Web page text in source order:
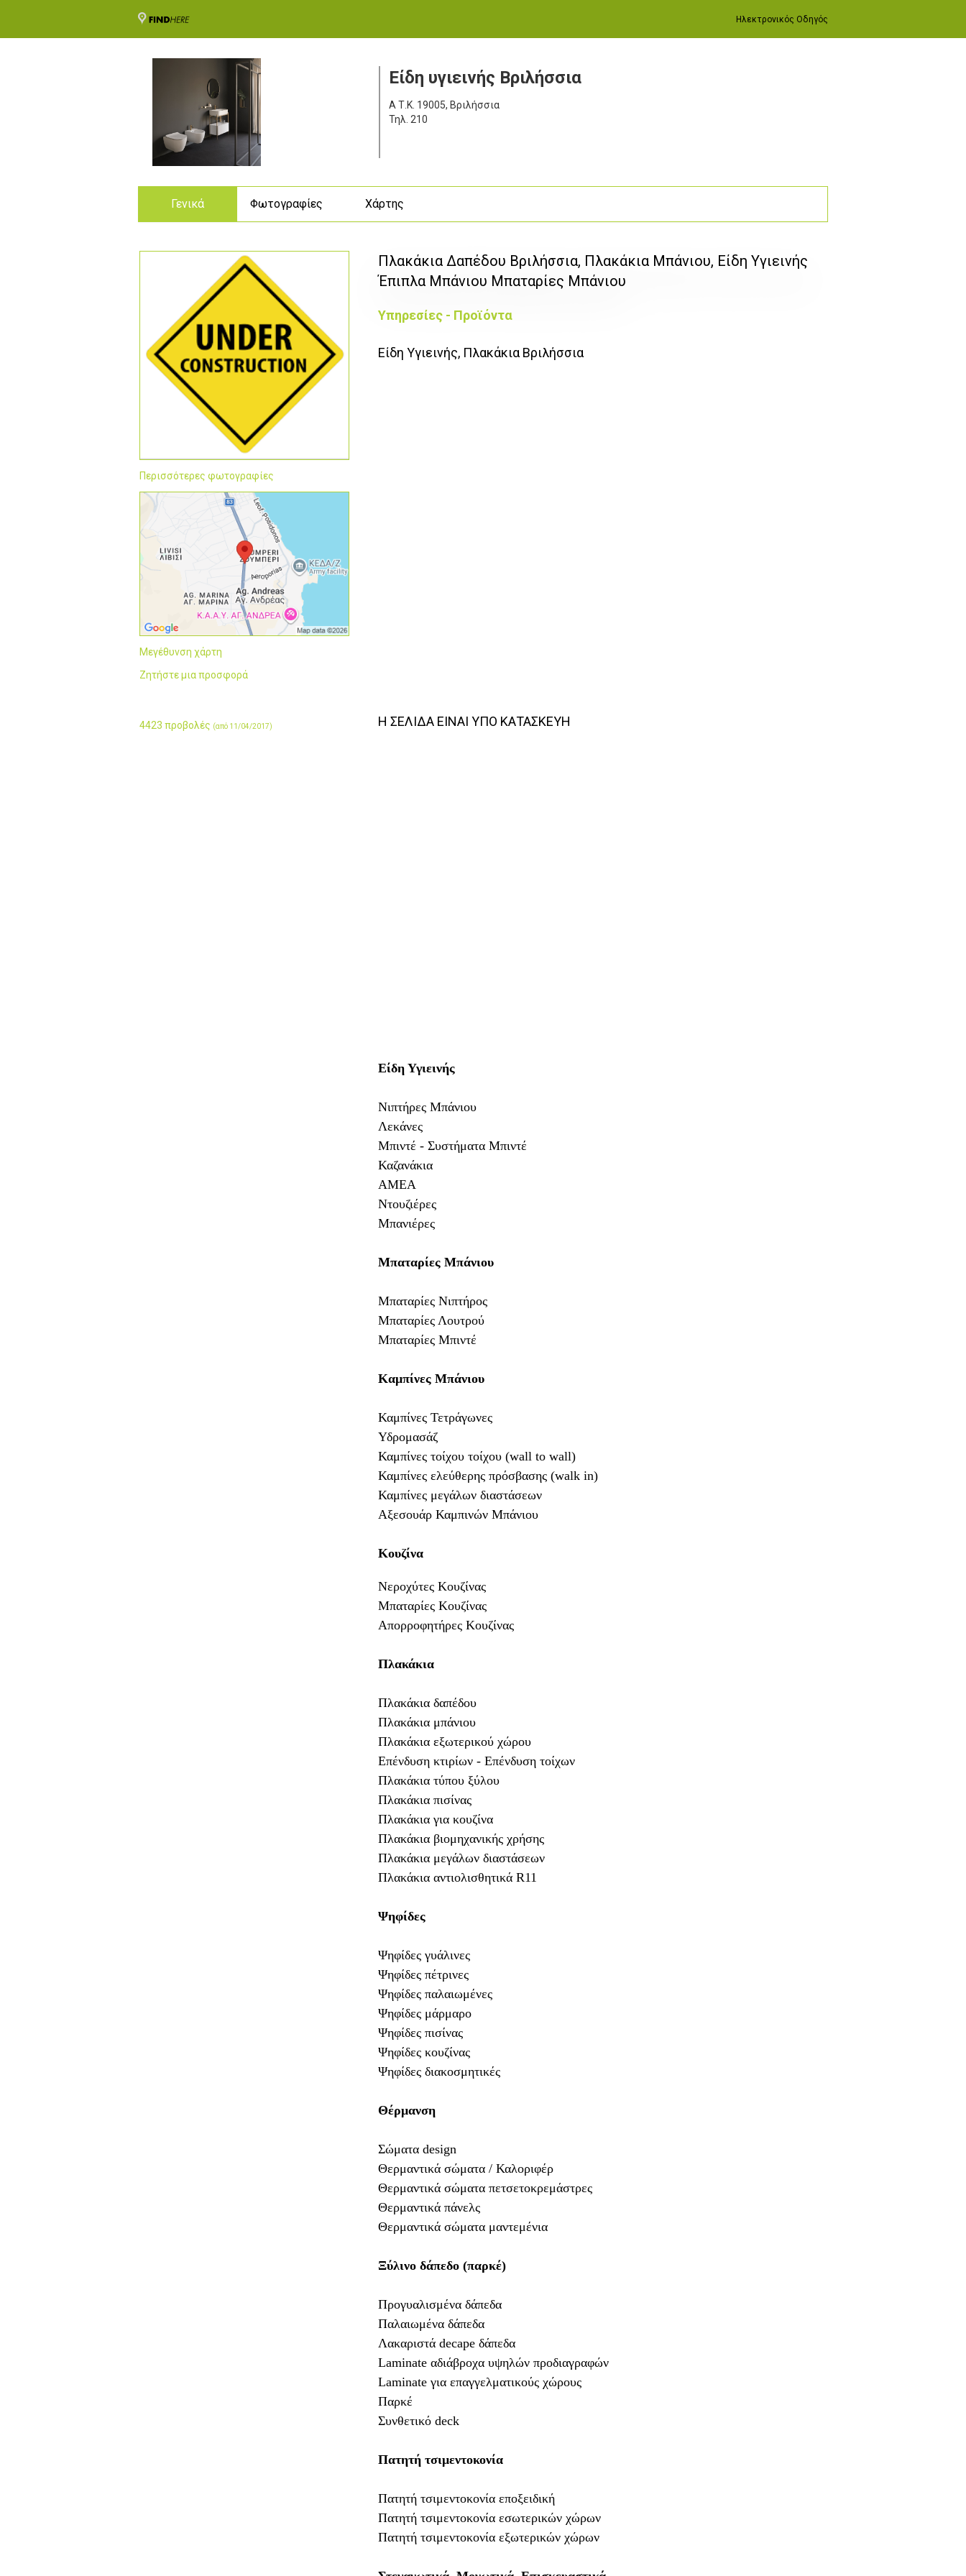
Ηλεκτρονικός Οδηγός
Είδη υγιεινής Βριλήσσια
Α Τ.Κ. 19005, Βριλήσσια
Τηλ. 210
Γενικά Φωτογραφίες Χάρτης
Περισσότερες φωτογραφίες
Μεγέθυνση χάρτη
Ζητήστε μια προσφορά
4423 προβολές (από 11/04/2017)
Πλακάκια Δαπέδου Βριλήσσια, Πλακάκια Μπάνιου, Είδη Υγιεινής
Έπιπλα Μπάνιου Μπαταρίες Μπάνιου
Υπηρεσίες - Προϊόντα
Είδη Υγιεινής, Πλακάκια Βριλήσσια
Η ΣΕΛΙΔΑ ΕΙΝΑΙ ΥΠΟ ΚΑΤΑΣΚΕΥΗ
Είδη Υγιεινής
Νιπτήρες Μπάνιου
Λεκάνες
Μπιντέ - Συστήματα Μπιντέ
Καζανάκια
ΑΜΕΑ
Ντουζιέρες
Μπανιέρες
Μπαταρίες Μπάνιου
Μπαταρίες Νιπτήρος
Μπαταρίες Λουτρού
Μπαταρίες Μπιντέ
Καμπίνες Μπάνιου
Καμπίνες Τετράγωνες
Υδρομασάζ
Καμπίνες τοίχου τοίχου (wall to wall)
Καμπίνες ελεύθερης πρόσβασης (walk in)
Καμπίνες μεγάλων διαστάσεων
Αξεσουάρ Καμπινών Μπάνιου
Κουζίνα
Νεροχύτες Κουζίνας
Μπαταρίες Κουζίνας
Απορροφητήρες Κουζίνας
Πλακάκια
Πλακάκια δαπέδου
Πλακάκια μπάνιου
Πλακάκια εξωτερικού χώρου
Επένδυση κτιρίων - Επένδυση τοίχων
Πλακάκια τύπου ξύλου
Πλακάκια πισίνας
Πλακάκια για κουζίνα
Πλακάκια βιομηχανικής χρήσης
Πλακάκια μεγάλων διαστάσεων
Πλακάκια αντιολισθητικά R11
Ψηφίδες
Ψηφίδες γυάλινες
Ψηφίδες πέτρινες
Ψηφίδες παλαιωμένες
Ψηφίδες μάρμαρο
Ψηφίδες πισίνας
Ψηφίδες κουζίνας
Ψηφίδες διακοσμητικές
Θέρμανση
Σώματα design
Θερμαντικά σώματα / Καλοριφέρ
Θερμαντικά σώματα πετσετοκρεμάστρες
Θερμαντικά πάνελς
Θερμαντικά σώματα μαντεμένια
Ξύλινο δάπεδο (παρκέ)
Προγυαλισμένα δάπεδα
Παλαιωμένα δάπεδα
Λακαριστά decape δάπεδα
Laminate αδιάβροχα υψηλών προδιαγραφών
Laminate για επαγγελματικούς χώρους
Παρκέ
Συνθετικό deck
Πατητή τσιμεντοκονία
Πατητή τσιμεντοκονία εποξειδική
Πατητή τσιμεντοκονία εσωτερικών χώρων
Πατητή τσιμεντοκονία εξωτερικών χώρων